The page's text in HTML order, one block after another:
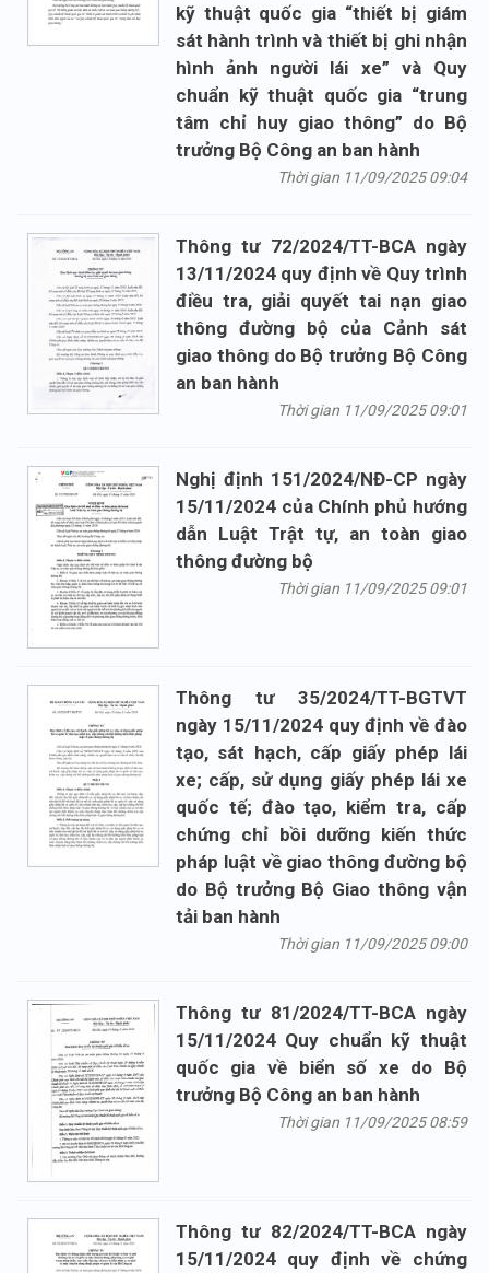
kỹ thuật quốc gia “thiết bị giám
sát hành trình và thiết bị ghi nhận
hình ảnh người lái xe” và Quy
chuẩn kỹ thuật quốc gia “trung
tâm chỉ huy giao thông” do Bộ
trưởng Bộ Công an ban hành
Thời gian 11/09/2025 09:04
Thông tư 72/2024/TT-BCA ngày
13/11/2024 quy định về Quy trình
điều tra, giải quyết tai nạn giao
thông đường bộ của Cảnh sát
giao thông do Bộ trưởng Bộ Công
an ban hành
Thời gian 11/09/2025 09:01
Nghị định 151/2024/NĐ-CP ngày
15/11/2024 của Chính phủ hướng
dẫn Luật Trật tự, an toàn giao
thông đường bộ
Thời gian 11/09/2025 09:01
Thông tư 35/2024/TT-BGTVT
ngày 15/11/2024 quy định về đào
tạo, sát hạch, cấp giấy phép lái
xe; cấp, sử dụng giấy phép lái xe
quốc tế; đào tạo, kiểm tra, cấp
chứng chỉ bồi dưỡng kiến thức
pháp luật về giao thông đường bộ
do Bộ trưởng Bộ Giao thông vận
tải ban hành
Thời gian 11/09/2025 09:00
Thông tư 81/2024/TT-BCA ngày
15/11/2024 Quy chuẩn kỹ thuật
quốc gia về biển số xe do Bộ
trưởng Bộ Công an ban hành
Thời gian 11/09/2025 08:59
Thông tư 82/2024/TT-BCA ngày
15/11/2024 quy định về chứng